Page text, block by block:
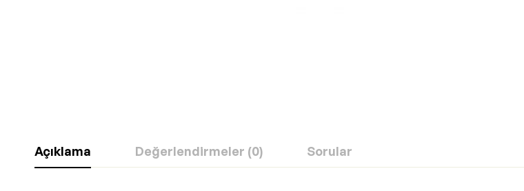
Açıklama Değerlendirmeler (0) Sorular